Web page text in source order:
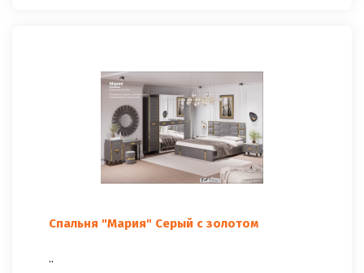
Спальня "Мария" Серый с золотом
..